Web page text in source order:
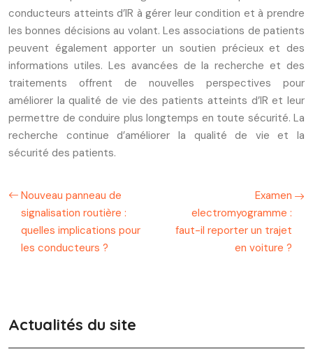
conducteurs atteints d’IR à gérer leur condition et à prendre
les bonnes décisions au volant. Les associations de patients
peuvent également apporter un soutien précieux et des
informations utiles. Les avancées de la recherche et des
traitements offrent de nouvelles perspectives pour
améliorer la qualité de vie des patients atteints d’IR et leur
permettre de conduire plus longtemps en toute sécurité. La
recherche continue d’améliorer la qualité de vie et la
sécurité des patients.
Nouveau panneau de
signalisation routière :
quelles implications pour
les conducteurs ?
Examen
electromyogramme :
faut-il reporter un trajet
en voiture ?
Actualités du site